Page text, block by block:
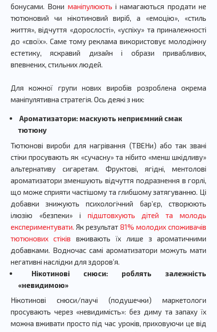
бонусами. Вони маніпулюють і намагаються продати не
тютюновий чи нікотиновий виріб, а «емоцію», «стиль
життя», відчуття «дорослості», «успіху» та приналежності
до «своїх». Саме тому реклама використовує молодіжну
естетику, яскравий дизайн і образи привабливих,
впевнених, стильних людей.
Для кожної групи нових виробів розроблена окрема
маніпулятивна стратегія. Ось деякі з них:
Ароматизатори: маскують неприємний смак
тютюну
Тютюнові вироби для нагрівання (ТВЕНи) або так звані
стіки просувають як «сучасну» та нібито «менш шкідливу»
альтернативу сигаретам. Фруктові, ягідні, ментолові
ароматизатори зменшують відчуття подразнення в горлі,
що може сприяти частішому та глибшому затягуванню. Ці
добавки знижують психологічний бар’єр, створюють
ілюзію «безпеки» і підштовхують дітей та молодь
експериментувати. Як результат81% молодих споживачів
тютюнових стіківвживають їх лише з ароматичними
добавками. Водночас самі ароматизатори можуть мати
негативні наслідки для здоров’я.
Нікотинові снюси: роблять залежність
«невидимою»
Нікотинові снюси/паучі (подушечки) маркетологи
просувають через «невидимість»: без диму та запаху їх
можна вживати просто під час уроків, приховуючи це від